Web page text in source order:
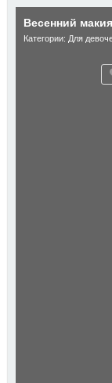
Весенний
Категории: Для